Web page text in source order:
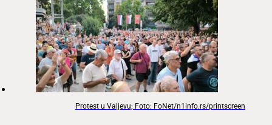
Protest u Valjevu; Foto: FoNet/n1info.rs/printscreen